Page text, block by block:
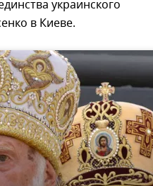
украинского
в Киеве.